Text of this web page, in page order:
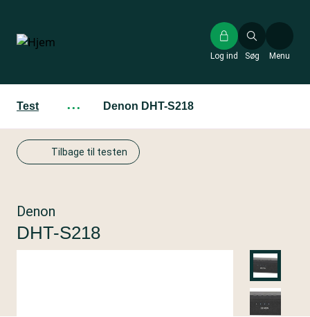
hovedindhold
Søg
Log ind Menu
Test ··· Denon DHT-S218
Tilbage til testen
Denon
DHT-S218